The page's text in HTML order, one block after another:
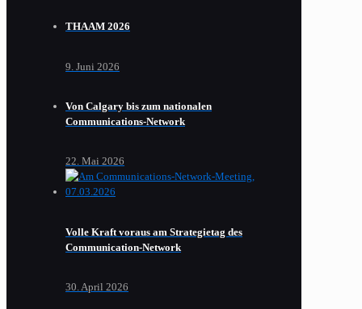
THAAM 2026
9. Juni 2026
Von Calgary bis zum nationalen
Communications-Network
22. Mai 2026
Volle Kraft voraus am Strategietag des
Communication-Network
30. April 2026